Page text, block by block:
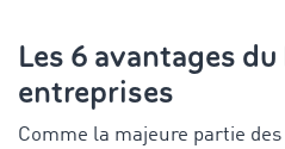
Les 6 avantages
entreprises
Comme la majeure partie